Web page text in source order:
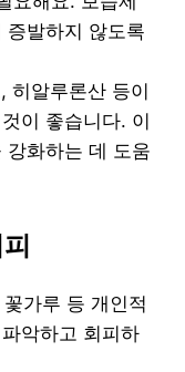
증발하지 않도록
히알루론산 등이
이 좋습니다. 이
강화하는 데 도움
가루 등 개인적
악하고 회피하